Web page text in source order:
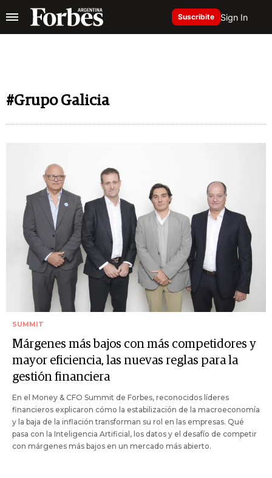
Suscribite Sign In
#Grupo Galicia
SUMMIT
Márgenes más bajos con más competidores y
mayor eficiencia, las nuevas reglas para la
gestión financiera
En el Money & CFO Summit de Forbes, reconocidos líderes
financieros explicaron cómo la estabilización de la macroeconomía
y la baja de la inflación transforman su rol en las empresas. Qué
pasa con la Inteligencia Artificial, los datos y el desafío de competir
con márgenes más bajos en un mercado más abierto.